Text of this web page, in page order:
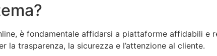
è fondamentale affidarsi a piattaforme affidabili e
trasparenza, la sicurezza e l’attenzione al cliente.